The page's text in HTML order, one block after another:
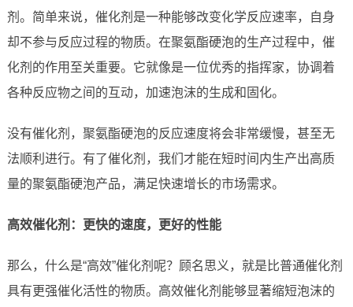
剂。简单来说，催化剂是一种能够改变化学反应速率，自身
却不参与反应过程的物质。在聚氨酯硬泡的生产过程中，催
化剂的作用至关重要。它就像是一位优秀的指挥家，协调着
各种反应物之间的互动，加速泡沫的生成和固化。
没有催化剂，聚氨酯硬泡的反应速度将会非常缓慢，甚至无
法顺利进行。有了催化剂，我们才能在短时间内生产出高质
量的聚氨酯硬泡产品，满足快速增长的市场需求。
高效催化剂：更快的速度，更好的性能
那么，什么是“高效”催化剂呢？顾名思义，就是比普通催化剂
具有更强催化活性的物质。高效催化剂能够显著缩短泡沫的